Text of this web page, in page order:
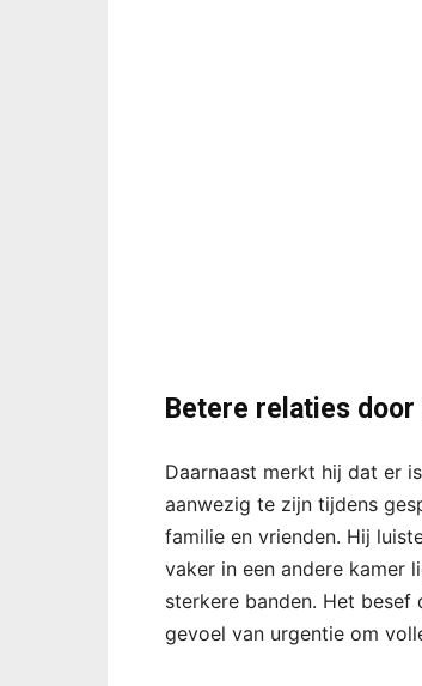
Betere relaties door
Daarnaast merkt hij dat er
aanwezig te zijn tijdens
familie en vrienden. Hij
vaker in een andere kamer
sterkere banden. Het
gevoel van urgentie om